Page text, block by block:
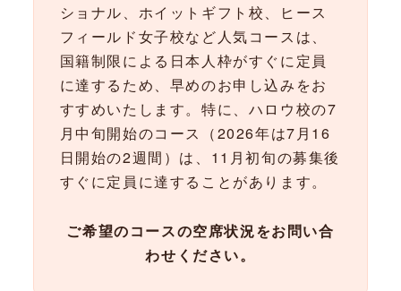
ショナル、ホイットギフト校、ヒース
フィールド女子校など人気コースは、
国籍制限による日本人枠がすぐに定員
に達するため、早めのお申し込みをお
すすめいたします。特に、ハロウ校の7
月中旬開始のコース（2026年は7月16
日開始の2週間）は、11月初旬の募集後
すぐに定員に達することがあります。
ご希望のコースの空席状況をお問い合
わせください。